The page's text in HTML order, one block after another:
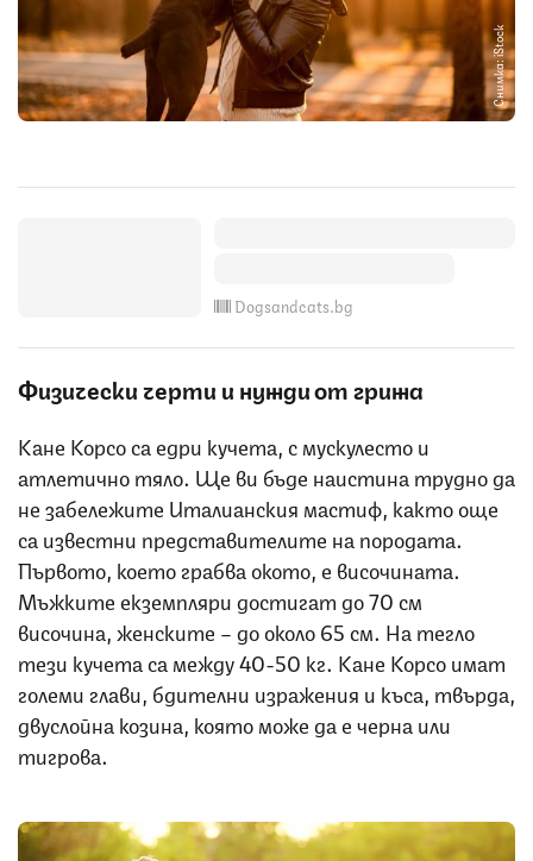
Снимка: iStock
Dogsandcats.bg
Физически черти и нужди от грижа
Кане Корсо са едри кучета, с мускулесто и
атлетично тяло. Ще ви бъде наистина трудно да
не забележите Италианския мастиф, както още
са известни представителите на породата.
Първото, което грабва окото, е височината.
Мъжките екземпляри достигат до 70 см
височина, женските – до около 65 см. На тегло
тези кучета са между 40-50 кг. Кане Корсо имат
големи глави, бдителни изражения и къса, твърда,
двуслойна козина, която може да е черна или
тигрова.